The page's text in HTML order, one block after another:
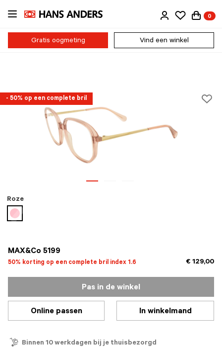
Ga
naar
inhoud
0
Gratis oogmeting Vind een winkel
- 50% op een complete bril
MAX&Co 5199
50% korting op een complete bril index 1.6 € 129,00
Roze
geselecteerd
Pas in de winkel
Online passen In winkelmand
Binnen 10 werkdagen bij je thuisbezorgd